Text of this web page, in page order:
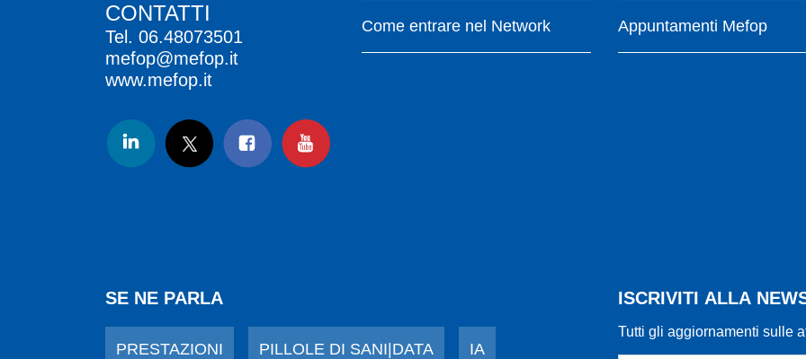
CONTATTI
Tel. 06.48073501
mefop@mefop.it
www.mefop.it
Come entrare nel Network Appuntamenti Mefop
SE NE PARLA
PRESTAZIONI PILLOLE DI SANI|DATA IA
ISCRIVITI ALLA
Tutti gli aggiornamenti sulle